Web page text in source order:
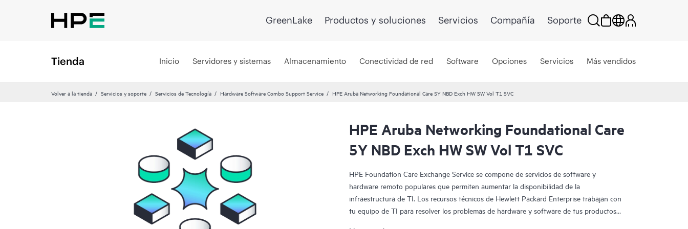
GreenLake Productos y soluciones Servicios Compañía Soporte
Tienda Inicio Servidores y sistemas Almacenamiento Conectividad de red Software Opciones Servicios Más vendidos
Volver a la tienda Servicios y soporte Servicios de Tecnología Hardware Software Combo Support Service HPE Aruba Networking Foundational Care 5Y NBD Exch HW SW Vol T1 SVC
HPE Aruba Networking Foundational Care
5Y NBD Exch HW SW Vol T1 SVC
HPE Foundation Care Exchange Service se compone de servicios de software y
hardware remoto populares que permiten aumentar la disponibilidad de la
infraestructura de TI. Los recursos técnicos de Hewlett Packard Enterprise trabajan con
tu equipo de TI para resolver los problemas de hardware y software de tus productos